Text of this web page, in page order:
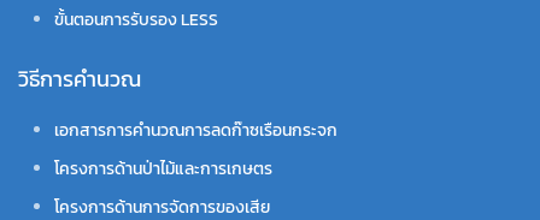
ขั้นตอนการรับรอง LESS
วิธีการคำนวณ
เอกสารการคำนวณการลดก๊าซเรือนกระจก
โครงการด้านป่าไม้และการเกษตร
โครงการด้านการจัดการของเสีย